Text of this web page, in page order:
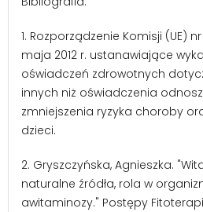
1. Rozporządzenie Komisji (UE)
maja 2012 r. ustanawiające
oświadczeń zdrowotnych
innych niż oświadczenia
zmniejszenia ryzyka choroby
dzieci.
2. Gryszczyńska, Agnieszka.
naturalne źródła, rola w
awitaminozy." Postępy